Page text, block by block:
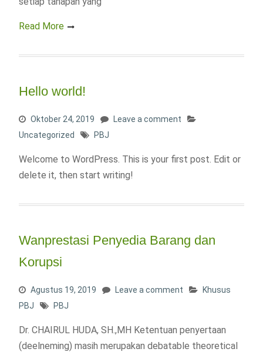
Read More
Hello world!
Oktober 24, 2019
Leave a comment
Uncategorized
PBJ
Welcome to WordPress. This is your first post. Edit or
delete it, then start writing!
Wanprestasi Penyedia Barang dan
Korupsi
Agustus 19, 2019 Leave a comment
Khusus
PBJ
PBJ
Dr. CHAIRUL HUDA, SH.,MH Ketentuan penyertaan
(deelneming) masih merupakan debatable theoretical